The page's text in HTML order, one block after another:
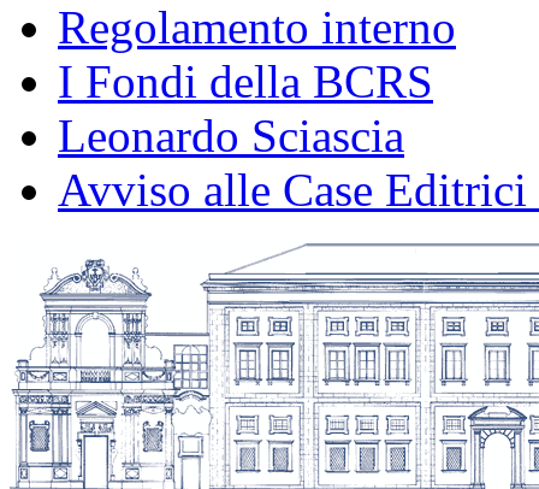
Regolamento interno
I Fondi della BCRS
Leonardo Sciascia
Avviso alle Case